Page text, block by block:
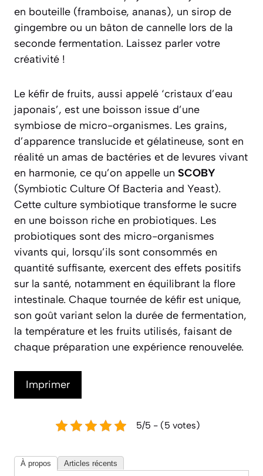
en bouteille (framboise, ananas), un sirop de
gingembre ou un bâton de cannelle lors de la
seconde fermentation. Laissez parler votre
créativité !
Le kéfir de fruits, aussi appelé ‘cristaux d’eau
japonais’, est une boisson issue d’une
symbiose de micro-organismes. Les grains,
d’apparence translucide et gélatineuse, sont en
réalité un amas de bactéries et de levures vivant
en harmonie, ce qu’on appelle un SCOBY
(Symbiotic Culture Of Bacteria and Yeast).
Cette culture symbiotique transforme le sucre
en une boisson riche en probiotiques. Les
probiotiques sont des micro-organismes
vivants qui, lorsqu’ils sont consommés en
quantité suffisante, exercent des effets positifs
sur la santé, notamment en équilibrant la flore
intestinale. Chaque tournée de kéfir est unique,
son goût variant selon la durée de fermentation,
la température et les fruits utilisés, faisant de
chaque préparation une expérience renouvelée.
Imprimer
5/5 - (5 votes)
À propos Articles récents